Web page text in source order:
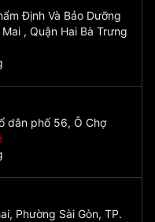
Định Và Bảo Dưỡng
, Quận Hai Bà Trưng
dân phố 56, Ô Chợ
Phường Sài Gòn, TP.